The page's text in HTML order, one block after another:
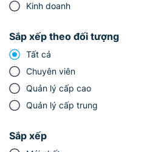
Kinh doanh
Sắp xếp theo đối tượng
Tất cả
Chuyên viên
Quản lý cấp cao
Quản lý cấp trung
Sắp xếp